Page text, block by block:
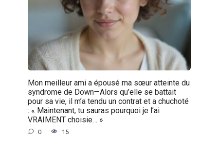
Mon meilleur ami a épousé ma sœur atteinte du
syndrome de Down—Alors qu’elle se battait
pour sa vie, il m’a tendu un contrat et a chuchoté
: « Maintenant, tu sauras pourquoi je l’ai
VRAIMENT choisie… »
0 15